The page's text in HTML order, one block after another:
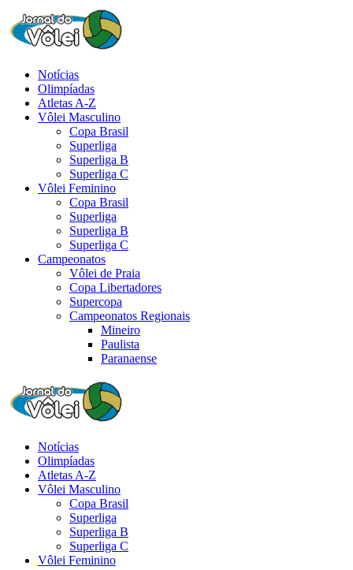
Notícias
Olimpíadas
Atletas A-Z
Vôlei Masculino
Copa Brasil
Superliga
Superliga B
Superliga C
Vôlei Feminino
Copa Brasil
Superliga
Superliga B
Superliga C
Campeonatos
Vôlei de Praia
Copa Libertadores
Supercopa
Campeonatos Regionais
Mineiro
Paulista
Paranaense
Notícias
Olimpíadas
Atletas A-Z
Vôlei Masculino
Copa Brasil
Superliga
Superliga B
Superliga C
Vôlei Feminino